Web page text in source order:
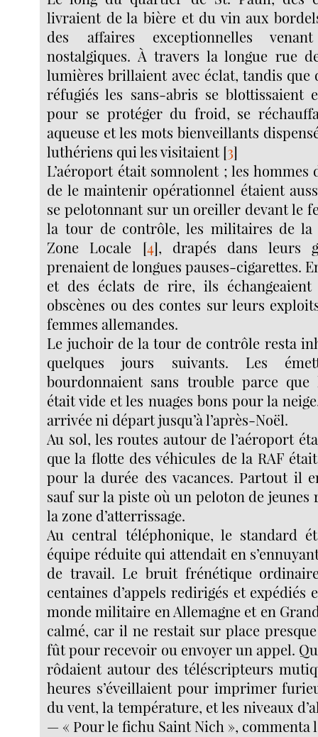
livraient de la bière et du vin aux
des affaires exceptionnelles
nostalgiques. À travers la longue rue
lumières brillaient avec éclat, tandis que
réfugiés les sans-abris se blottissaient
pour se protéger du froid, se
aqueuse et les mots bienveillants
luthériens qui les visitaient[3]
L’aéroport était somnolent ; les hommes
de le maintenir opérationnel étaient
se pelotonnant sur un oreiller devant le
la tour de contrôle, les militaires de la
Zone Locale [4], drapés dans leurs
prenaient de longues pauses-cigarettes.
et des éclats de rire, ils échangeaient
obscènes ou des contes sur leurs
femmes allemandes.
Le juchoir de la tour de contrôle resta
quelques jours suivants. Les
bourdonnaient sans trouble parce que
était vide et les nuages bons pour la
arrivée ni départ jusqu’à l’après-Noël.
Au sol, les routes autour de l’aéroport
que la flotte des véhicules de la RAF
pour la durée des vacances. Partout il
sauf sur la piste où un peloton de jeunes
la zone d’atterrissage.
Au central téléphonique, le standard
équipe réduite qui attendait en
de travail. Le bruit frénétique
centaines d’appels redirigés et expédiés
monde militaire en Allemagne et en
calmé, car il ne restait sur place
fût pour recevoir ou envoyer un appel.
rôdaient autour des téléscripteurs
heures s’éveillaient pour imprimer
du vent, la température, et les niveaux
— « Pour le fichu Saint Nich », commenta